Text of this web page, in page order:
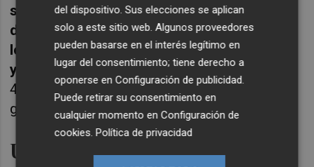
seis líneas lanzadera que este mismo
domingo conectarán algunas de las
localidades afectadas con la zona de salida
y meta de la prueba. Se calcula que unos
400 corredores harán uso de este servicio
gratuito.
Una aportación solidaria sin
del dispositivo. Sus elecciones se aplican
solo a este sitio web. Algunos proveedores
pueden basarse en el interés legítimo en
lugar del consentimiento; tiene derecho a
oponerse enConfiguración de publicidad
Puede retirar su consentimiento en
cualquier momento enConfiguración de
cookies .Política de privacidad